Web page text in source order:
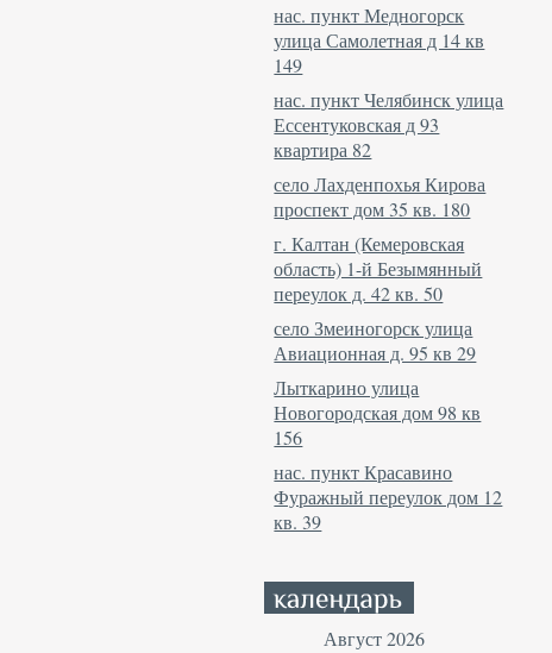
нас. пункт Медногорск
улица Самолетная д 14 кв
149
нас. пункт Челябинск улица
Ессентуковская д 93
квартира 82
село Лахденпохья Кирова
проспект дом 35 кв. 180
г. Калтан (Кемеровская
область) 1-й Безымянный
переулок д. 42 кв. 50
село Змеиногорск улица
Авиационная д. 95 кв 29
Лыткарино улица
Новогородская дом 98 кв
156
нас. пункт Красавино
Фуражный переулок дом 12
кв. 39
Август 2026